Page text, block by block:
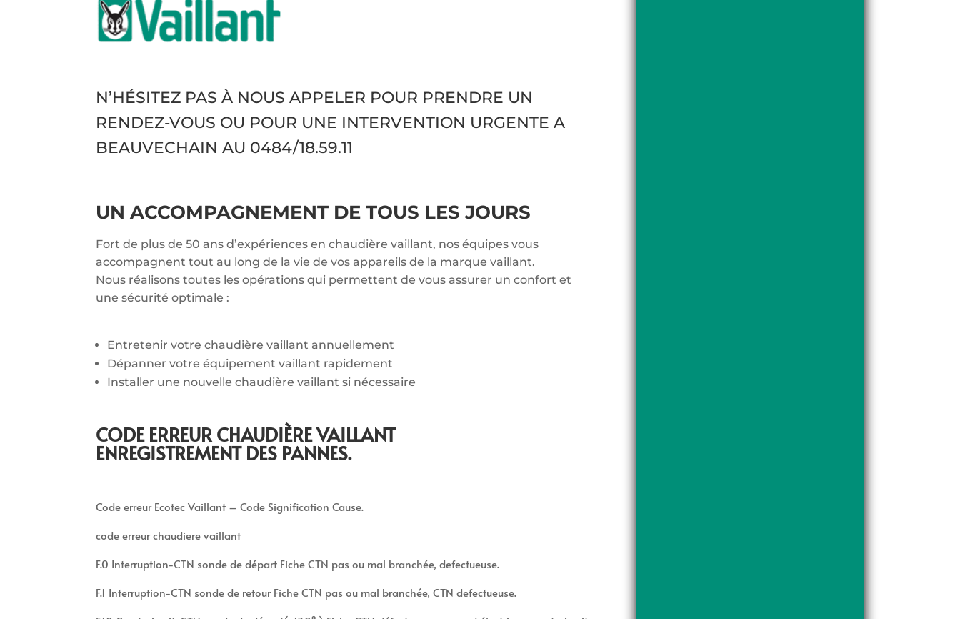
N’HÉSITEZ PAS À NOUS APPELER POUR PRENDRE UN
RENDEZ-VOUS OU POUR UNE INTERVENTION URGENTE A
BEAUVECHAIN AU 0484/18.59.11
UN ACCOMPAGNEMENT DE TOUS LES JOURS
Fort de plus de 50 ans d’expériences en chaudière vaillant, nos équipes vous
accompagnent tout au long de la vie de vos appareils de la marque vaillant.
Nous réalisons toutes les opérations qui permettent de vous assurer un confort et
une sécurité optimale :
Entretenir votre chaudière vaillant annuellement
Dépanner votre équipement vaillant rapidement
Installer une nouvelle chaudière vaillant si nécessaire
CODE ERREUR CHAUDIÈRE VAILLANT
ENREGISTREMENT DES PANNES.
Code erreur Ecotec Vaillant – Code Signification Cause.
code erreur chaudiere vaillant
F.0 Interruption-CTN sonde de départ Fiche CTN pas ou mal branchée, defectueuse.
F.1 Interruption-CTN sonde de retour Fiche CTN pas ou mal branchée, CTN defectueuse.